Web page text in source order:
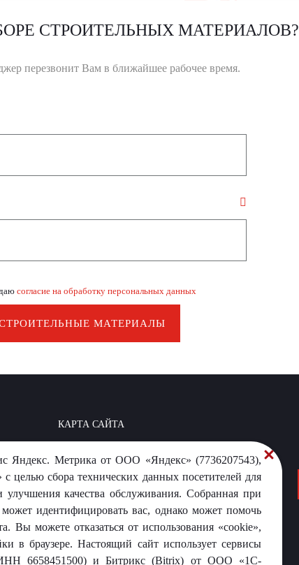
СТРОИТЕЛЬНЫХ МАТЕРИАЛОВ?
перезвонит Вам в ближайшее рабочее время.
согласие на обработку персональных данных
МАТЕРИАЛЫ
КАРТА САЙТА
Яндекс. Метрика от ООО «Яндекс» (7736207543),
целью сбора технических данных посетителей для
улучшения качества обслуживания. Собранная при
идентифицировать вас, однако может помочь
Вы можете отказаться от использования «cookie»,
в браузере. Настоящий сайт использует сервисы
6658451500) и Битрикс (Bitrix) от ООО «1С-